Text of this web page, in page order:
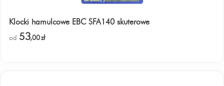
Klocki hamulcowe EBC SFA140 skuterowe
od 53,00zł